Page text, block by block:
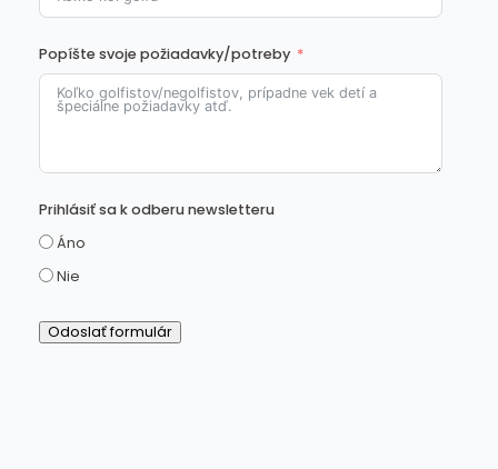
Popíšte svoje požiadavky/potreby
Prihlásiť sa k odberu newsletteru
Áno
Nie
Odoslať formulár